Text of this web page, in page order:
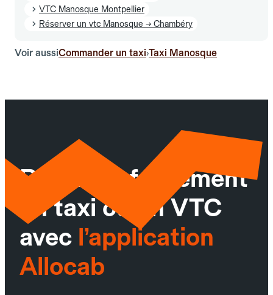
VTC Manosque Montpellier
Réserver un vtc Manosque → Chambéry
Voir aussiCommander un taxi›Taxi Manosque
Réservez facilement
un taxi ou un VTC
avec l’application
Allocab